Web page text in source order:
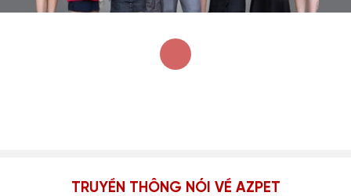
TRUYỀN THÔNG NÓI VỀ AZPET